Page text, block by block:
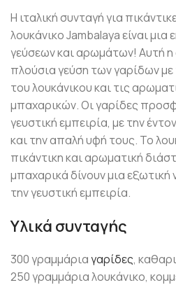
Η ιταλική συνταγή για
λουκάνικο Jambalaya είναι
γεύσεων και αρωμάτων! Αυτή η
πλούσια γεύση των γαρίδων με
του λουκάνικου και τις
μπαχαρικών. Οι γαρίδες
γευστική εμπειρία, με την
και την απαλή υφή τους. Το
πικάντικη και αρωματική
μπαχαρικά δίνουν μια
την γευστική εμπειρία.
Υλικά συνταγής
300 γραμμάριαγαρίδες,
250 γραμμάρια λουκάνικο,